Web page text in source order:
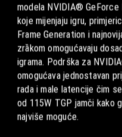
modela NVIDIA® GeForce
koje mijenjaju igru,
Frame Generation i
zrȁkom omogućavaju
igrama. Podrška za
omogućava jednostavan
rada i male latencije čim
od 115W TGP jamči kako
najviše moguće.